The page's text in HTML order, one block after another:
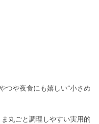
つや夜食にも嬉しい“小さめ
丸ごと調理しやすい実用的